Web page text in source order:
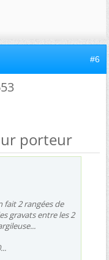
#6
porteur
fait 2 rangées de
gravats entre les 2